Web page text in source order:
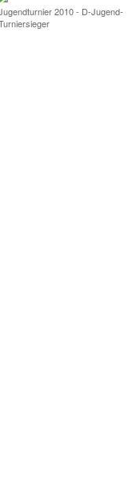
2010 - D-Jugend-